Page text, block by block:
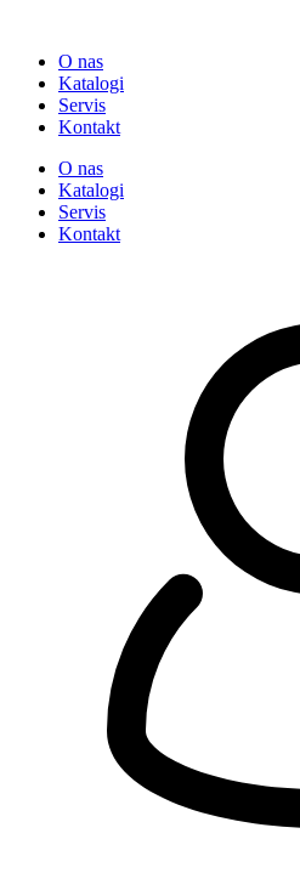
O nas
Katalogi
Servis
Kontakt
O nas
Katalogi
Servis
Kontakt